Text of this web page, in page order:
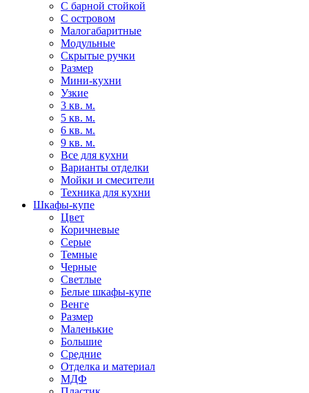
С барной стойкой
С островом
Малогабаритные
Модульные
Скрытые ручки
Размер
Мини-кухни
Узкие
3 кв. м.
5 кв. м.
6 кв. м.
9 кв. м.
Все для кухни
Варианты отделки
Мойки и смесители
Техника для кухни
Шкафы-купе
Цвет
Коричневые
Серые
Темные
Черные
Светлые
Белые шкафы-купе
Венге
Размер
Маленькие
Большие
Средние
Отделка и материал
МДФ